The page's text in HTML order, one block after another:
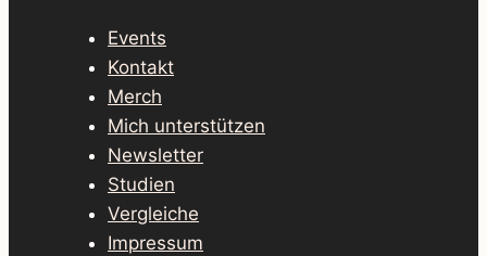
Events
Kontakt
Merch
Mich unterstützen
Newsletter
Studien
Vergleiche
Impressum